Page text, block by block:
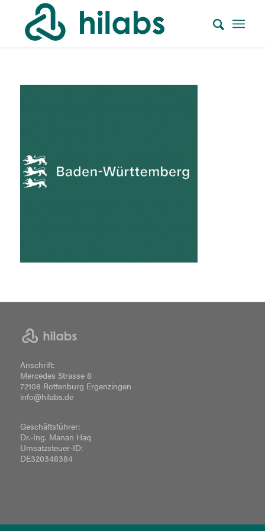
Anschrift:
Mercedes Strasse 8
72108 Rottenburg Ergenzingen
info@hilabs.de
Geschäftsführer:
Dr.-Ing. Manan Haq
Umsatzsteuer-ID:
DE320348384